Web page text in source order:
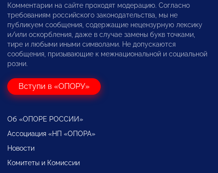
Комментарии на сайте проходят модерацию. Согласно
требованиям российского законодательства, мы не
публикуем сообщения, содержащие нецензурную лексику
и/или оскорбления, даже в случае замены букв точками,
тире и любыми иными символами. Не допускаются
сообщения, призывающие к межнациональной и социальной
розни.
Вступи в «ОПОРУ»
Об «ОПОРЕ РОССИИ»
Ассоциация «НП «ОПОРА»
Новости
Комитеты и Комиссии